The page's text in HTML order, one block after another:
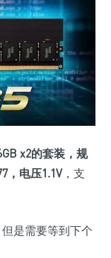
x2的套装， 规
，电压1.1V，支
是需要等到下个